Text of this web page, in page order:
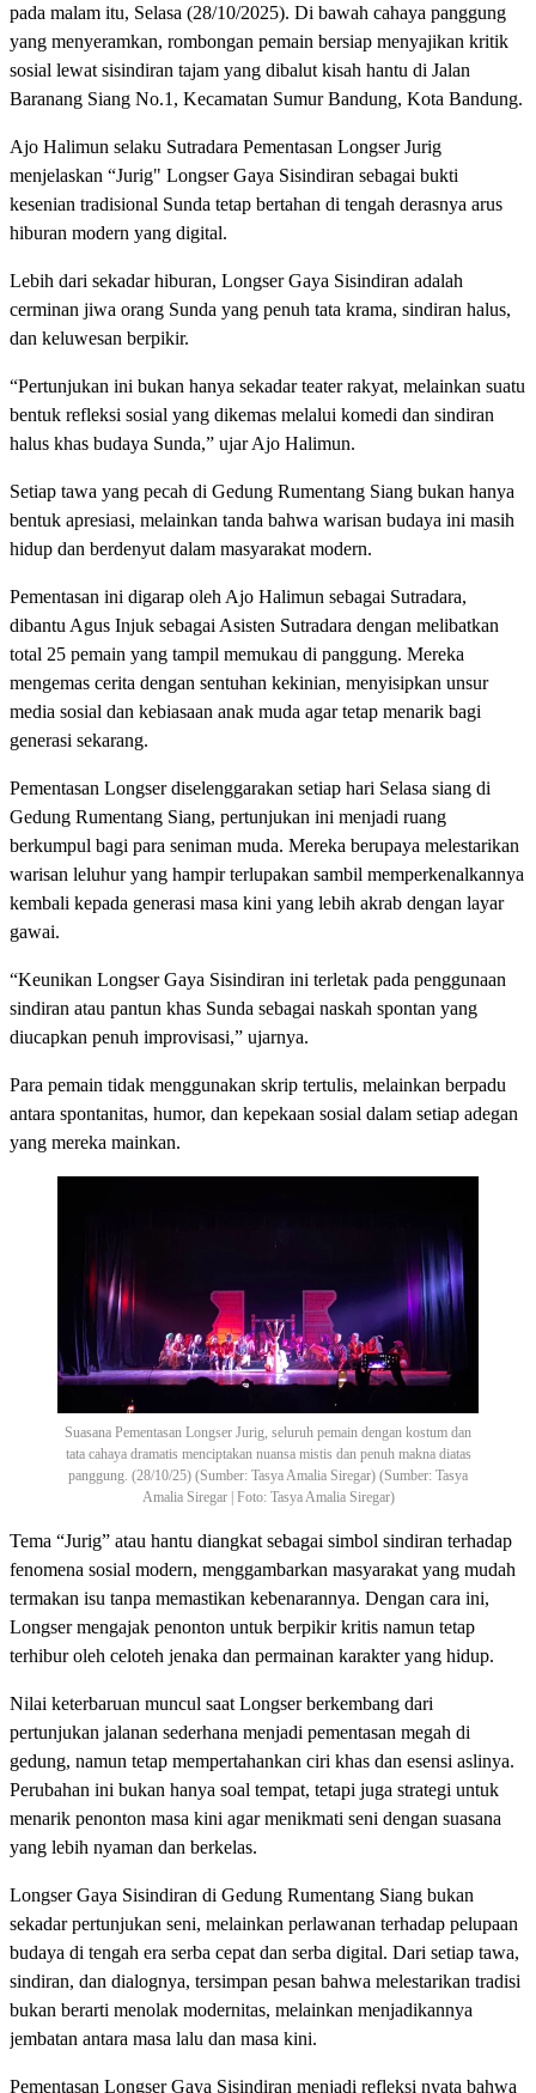
pada malam itu, Selasa (28/10/2025). Di bawah cahaya panggung
yang menyeramkan, rombongan pemain bersiap menyajikan kritik
sosial lewat sisindiran tajam yang dibalut kisah hantu di Jalan
Baranang Siang No.1, Kecamatan Sumur Bandung, Kota Bandung.
Ajo Halimun selaku Sutradara Pementasan Longser Jurig
menjelaskan “Jurig" Longser Gaya Sisindiran sebagai bukti
kesenian tradisional Sunda tetap bertahan di tengah derasnya arus
hiburan modern yang digital.
Lebih dari sekadar hiburan, Longser Gaya Sisindiran adalah
cerminan jiwa orang Sunda yang penuh tata krama, sindiran halus,
dan keluwesan berpikir.
“Pertunjukan ini bukan hanya sekadar teater rakyat, melainkan suatu
bentuk refleksi sosial yang dikemas melalui komedi dan sindiran
halus khas budaya Sunda,” ujar Ajo Halimun.
Setiap tawa yang pecah di Gedung Rumentang Siang bukan hanya
bentuk apresiasi, melainkan tanda bahwa warisan budaya ini masih
hidup dan berdenyut dalam masyarakat modern.
Pementasan ini digarap oleh Ajo Halimun sebagai Sutradara,
dibantu Agus Injuk sebagai Asisten Sutradara dengan melibatkan
total 25 pemain yang tampil memukau di panggung. Mereka
mengemas cerita dengan sentuhan kekinian, menyisipkan unsur
media sosial dan kebiasaan anak muda agar tetap menarik bagi
generasi sekarang.
Pementasan Longser diselenggarakan setiap hari Selasa siang di
Gedung Rumentang Siang, pertunjukan ini menjadi ruang
berkumpul bagi para seniman muda. Mereka berupaya melestarikan
warisan leluhur yang hampir terlupakan sambil memperkenalkannya
kembali kepada generasi masa kini yang lebih akrab dengan layar
gawai.
“Keunikan Longser Gaya Sisindiran ini terletak pada penggunaan
sindiran atau pantun khas Sunda sebagai naskah spontan yang
diucapkan penuh improvisasi,” ujarnya.
Para pemain tidak menggunakan skrip tertulis, melainkan berpadu
antara spontanitas, humor, dan kepekaan sosial dalam setiap adegan
yang mereka mainkan.
Suasana Pementasan Longser Jurig, seluruh pemain dengan kostum dan
tata cahaya dramatis menciptakan nuansa mistis dan penuh makna diatas
panggung. (28/10/25) (Sumber: Tasya Amalia Siregar) (Sumber: Tasya
Amalia Siregar | Foto: Tasya Amalia Siregar)
Tema “Jurig” atau hantu diangkat sebagai simbol sindiran terhadap
fenomena sosial modern, menggambarkan masyarakat yang mudah
termakan isu tanpa memastikan kebenarannya. Dengan cara ini,
Longser mengajak penonton untuk berpikir kritis namun tetap
terhibur oleh celoteh jenaka dan permainan karakter yang hidup.
Nilai keterbaruan muncul saat Longser berkembang dari
pertunjukan jalanan sederhana menjadi pementasan megah di
gedung, namun tetap mempertahankan ciri khas dan esensi aslinya.
Perubahan ini bukan hanya soal tempat, tetapi juga strategi untuk
menarik penonton masa kini agar menikmati seni dengan suasana
yang lebih nyaman dan berkelas.
Longser Gaya Sisindiran di Gedung Rumentang Siang bukan
sekadar pertunjukan seni, melainkan perlawanan terhadap pelupaan
budaya di tengah era serba cepat dan serba digital. Dari setiap tawa,
sindiran, dan dialognya, tersimpan pesan bahwa melestarikan tradisi
bukan berarti menolak modernitas, melainkan menjadikannya
jembatan antara masa lalu dan masa kini.
Pementasan Longser Gaya Sisindiran menjadi refleksi nyata bahwa